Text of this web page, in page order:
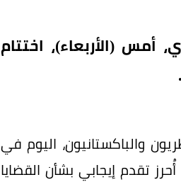
أمس (الأربعاء)، اختتام
والباكستانيون، اليوم في
تقدم إيجابي بشأن القضايا